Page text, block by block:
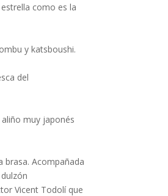
como es la
y katsboushi.
del
muy japonés
brasa. Acompañada
Vicent Todolí que